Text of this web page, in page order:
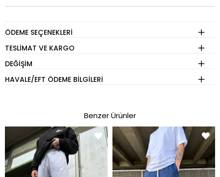
ÖDEME SEÇENEKLERI
TESLIMAT VE KARGO
DEĞIŞIM
HAVALE/EFT ÖDEME BILGILERI
Benzer Ürünler